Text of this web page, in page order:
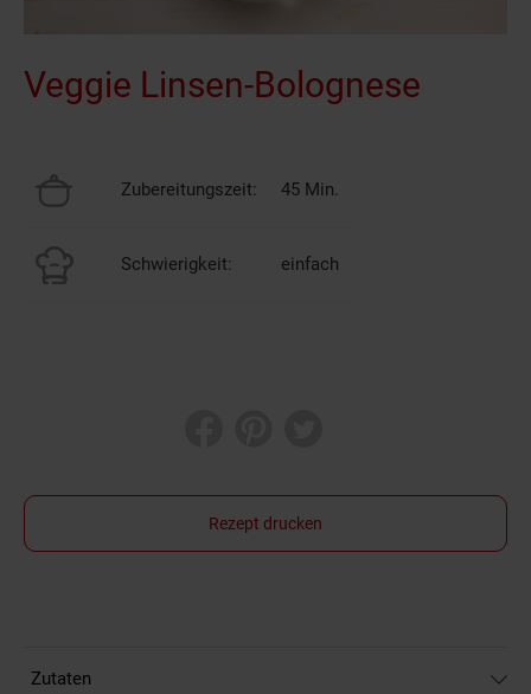
Veggie Linsen-Bolognese
Zubereitungszeit: 45 Min.
Schwierigkeit: einfach
Rezept drucken
Zutaten